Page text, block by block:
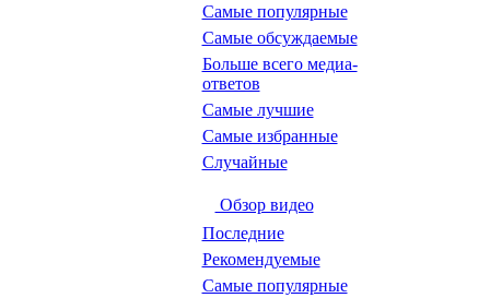
Самые популярные
Самые обсуждаемые
Больше всего медиа-
ответов
Самые лучшие
Самые избранные
Случайные
Обзор видео
Последние
Рекомендуемые
Самые популярные